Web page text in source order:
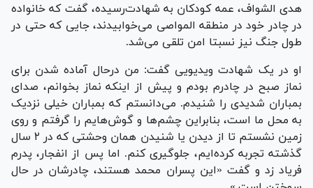
هدی الشواف، عمه کودکان به شهادت‌رسیده، گفت که خانواده
در چادر خود در منطقه المواصی می‌خوابیدند، جایی که حتی در
طول جنگ نیز نسبتا امن تلقی می‌شد.
او در یک شهادت ویدیویی گفت: من درحال آماده شدن برای
نماز صبح در چادرم بودم و پیش از اینکه نماز بخوانم، صدای
بمباران شدیدی را شنیدم. می‌دانستم که بمباران خیلی نزدیک
به محل ما است، بنابراین چشم‌ها و گوش‌هایم را گرفتم و روی
زمین نشستم تا از دیدن یا شنیدن همان وحشتی که در ۲ سال
گذشته تجربه کرده‌ایم، جلوگیری کنم. اما پس از انفجار، پدرم
فریاد زد و گفت «این پسران محمد هستند، چادرشان در حال